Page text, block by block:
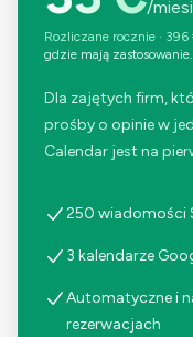
/
Rozliczane rocznie · 396
gdzie mają zastosowanie.
Dla zajętych firm,
prośby o opinie w
Calendar jest na
250 wiadomości
3 kalendarze
Automatyczne i
rezerwacjach